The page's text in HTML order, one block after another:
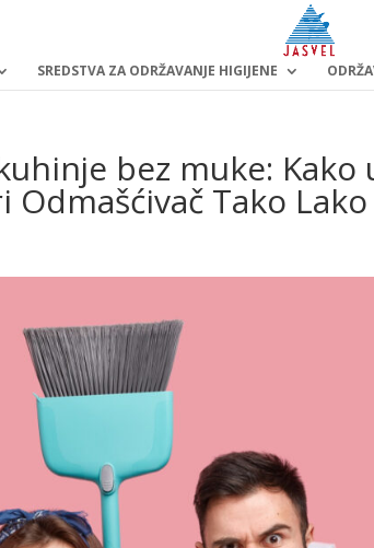
SREDSTVA ZA ODRŽAVANJE HIGIJENE
bez muke:
Odmašćivač Tako Lako